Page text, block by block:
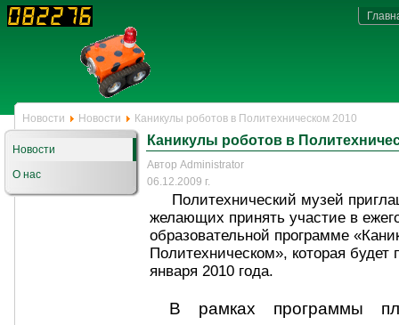
Новости Новости Каникулы роботов в Политехническом 2010
Новости
О нас
Каникулы роботов в
Автор Administrator
06.12.2009 г.
Политехнический музей
желающих принять участие в
образовательной программе
Политехническом», которая будет
января 2010 года.
В рамках программы